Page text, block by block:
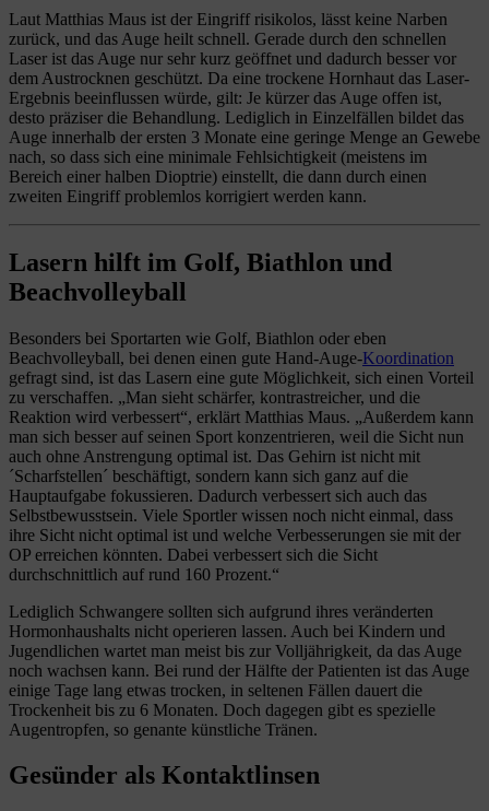
Laut Matthias Maus ist der Eingriff risikolos, lässt keine Narben
zurück, und das Auge heilt schnell. Gerade durch den schnellen
Laser ist das Auge nur sehr kurz geöffnet und dadurch besser vor
dem Austrocknen geschützt. Da eine trockene Hornhaut das Laser-
Ergebnis beeinflussen würde, gilt: Je kürzer das Auge offen ist,
desto präziser die Behandlung. Lediglich in Einzelfällen bildet das
Auge innerhalb der ersten 3 Monate eine geringe Menge an Gewebe
nach, so dass sich eine minimale Fehlsichtigkeit (meistens im
Bereich einer halben Dioptrie) einstellt, die dann durch einen
zweiten Eingriff problemlos korrigiert werden kann.
Lasern hilft im Golf, Biathlon und
Beachvolleyball
Besonders bei Sportarten wie Golf, Biathlon oder eben
Beachvolleyball, bei denen einen gute Hand-Auge-Koordination
gefragt sind, ist das Lasern eine gute Möglichkeit, sich einen Vorteil
zu verschaffen. „Man sieht schärfer, kontrastreicher, und die
Reaktion wird verbessert“, erklärt Matthias Maus. „Außerdem kann
man sich besser auf seinen Sport konzentrieren, weil die Sicht nun
auch ohne Anstrengung optimal ist. Das Gehirn ist nicht mit
´Scharfstellen´ beschäftigt, sondern kann sich ganz auf die
Hauptaufgabe fokussieren. Dadurch verbessert sich auch das
Selbstbewusstsein. Viele Sportler wissen noch nicht einmal, dass
ihre Sicht nicht optimal ist und welche Verbesserungen sie mit der
OP erreichen könnten. Dabei verbessert sich die Sicht
durchschnittlich auf rund 160 Prozent.“
Lediglich Schwangere sollten sich aufgrund ihres veränderten
Hormonhaushalts nicht operieren lassen. Auch bei Kindern und
Jugendlichen wartet man meist bis zur Volljährigkeit, da das Auge
noch wachsen kann. Bei rund der Hälfte der Patienten ist das Auge
einige Tage lang etwas trocken, in seltenen Fällen dauert die
Trockenheit bis zu 6 Monaten. Doch dagegen gibt es spezielle
Augentropfen, so genante künstliche Tränen.
Gesünder als Kontaktlinsen